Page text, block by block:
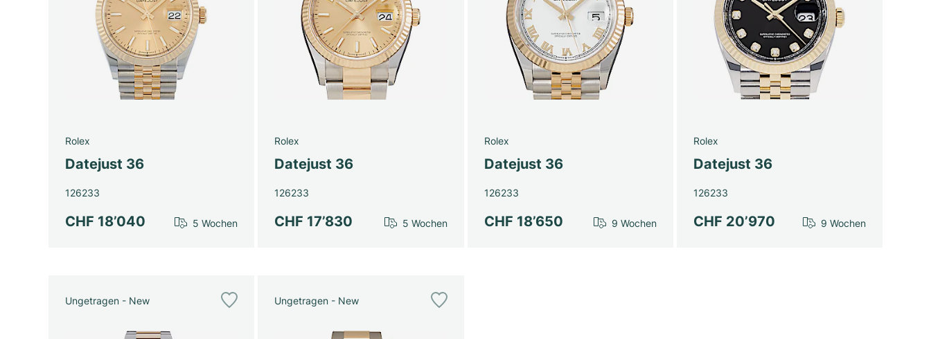
Rolex
Datejust 36
126233
CHF 18’040 5 Wochen
Rolex
Datejust 36
126233
CHF 17’830 5 Wochen
Rolex
Datejust 36
126233
CHF 18’650 9 Wochen
Rolex
Datejust 36
126233
CHF 20’970 9 Wochen
Ungetragen - New Ungetragen - New